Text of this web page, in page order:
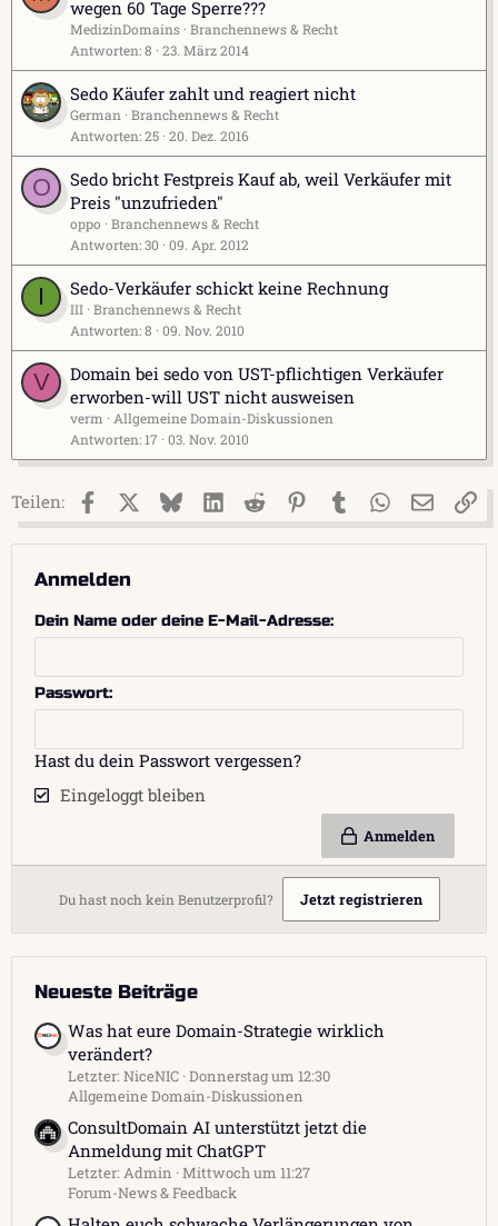
wegen 60 Tage Sperre???
MedizinDomains Branchennews & Recht
Antworten 8 23. März 2014
Sedo Käufer zahlt und reagiert nicht
German
Branchennews & Recht
Antworten 25 20. Dez. 2016
O
Sedo bricht Festpreis Kauf ab, weil Verkäufer mit
Preis "unzufrieden"
oppo
Branchennews & Recht
Antworten 30 09. Apr. 2012
I Sedo-Verkäufer schickt keine Rechnung
III Branchennews & Recht
Antworten 8 09. Nov. 2010
V
Domain bei sedo von UST-pflichtigen Verkäufer
erworben-will UST nicht ausweisen
verm
Allgemeine Domain-Diskussionen
Antworten 17 03. Nov. 2010
Teilen: FacebookX (Twitter)
BlueskyLinkedIn
Reddit PinterestTumblr WhatsApp
E-Mail
Anmelden
Dein Name oder deine E-Mail-Adresse
Passwort
Hast du dein Passwort vergessen?
Eingeloggt bleiben
Anmelden
Du hast noch kein Benutzerprofil? Jetzt registrieren
Neueste Beiträge
Was hat eure Domain-Strategie wirklich
verändert?
Letzter: NiceNIC Donnerstag um 12:30
Allgemeine Domain-Diskussionen
ConsultDomain AI unterstützt jetzt die
Anmeldung mit ChatGPT
Letzter: Admin Mittwoch um 11:27
Forum-News & Feedback